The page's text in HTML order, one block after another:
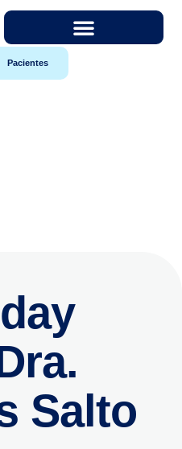
Pacientes
Salto